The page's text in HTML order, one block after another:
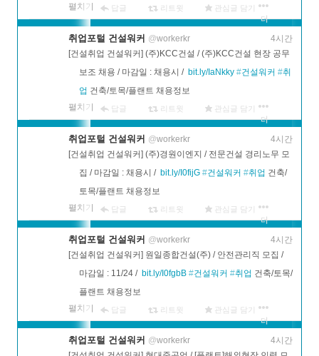
답글 리트윗 관심글 담기
더
보기
펼치기
취업포털 건설워커 @workerkr
4시간
[건설취업 건설워커] (주)KCC건설 / (주)KCC건설 현장 공무
보조 채용 / 마감일 : 채용시 / bit.ly/IaNkky #건설워커 #취
업 건축/토목/플랜트 채용정보
답글 리트윗 관심글 담기
더
보기
펼치기
취업포털 건설워커 @workerkr
4시간
[건설취업 건설워커] (주)경원이엔지 / 전문건설 경리노무 모
집 / 마감일 : 채용시 / bit.ly/I0fijG #건설워커 #취업 건축/
토목/플랜트 채용정보
답글 리트윗 관심글 담기
더
보기
펼치기
취업포털 건설워커 @workerkr
4시간
[건설취업 건설워커] 원일종합건설(주) / 안전관리직 모집 /
마감일 : 11/24 / bit.ly/I0fgbB #건설워커 #취업 건축/토목/
플랜트 채용정보
답글 리트윗 관심글 담기
더
보기
펼치기
취업포털 건설워커 @workerkr
4시간